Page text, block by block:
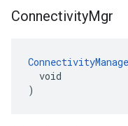
ConnectivityMgr
  void
)